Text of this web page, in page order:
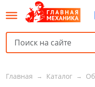
Главная Каталог